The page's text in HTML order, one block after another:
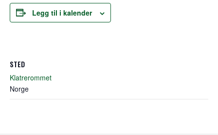
Legg til i kalender
STED
Klatrerommet
Norge